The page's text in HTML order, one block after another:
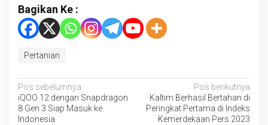
Bagikan Ke :
Pertanian
Navigasi
pos
Pos sebelumnya
iQOO 12 dengan Snapdragon
8 Gen 3 Siap Masuk ke
Indonesia
Pos berikutnya
Kaltim Berhasil Bertahan di
Peringkat Pertama di Indeks
Kemerdekaan Pers 2023